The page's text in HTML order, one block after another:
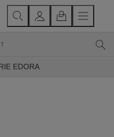
EDORA